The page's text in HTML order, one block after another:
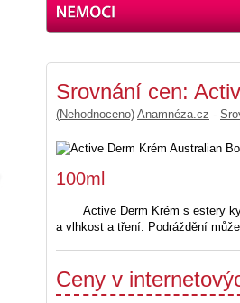
Srovnání cen:
(Nehodnoceno) Anamnéza.cz -
100ml
Active Derm Krém s estery
a vlhkost a tření. Podráždění
Ceny v